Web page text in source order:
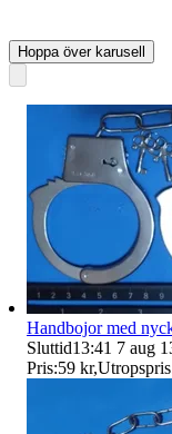
Hoppa över karusell
Handbojor med
Sluttid13:41 7 aug
Pris:59 kr,Utropspris